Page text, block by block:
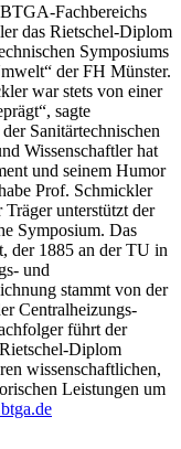
Fachbereichs
das Rietschel-Diplom
Symposiums
der FH Münster.
war stets von einer
sagte
Sanitärtechnischen
Wissenschaftler hat
und seinem Humor
Prof. Schmickler
unterstützt der
Symposium. Das
der 1885 an der TU in
und
stammt von der
Centralheizungs-
führt der
Diplom
wissenschaftlichen,
Leistungen um